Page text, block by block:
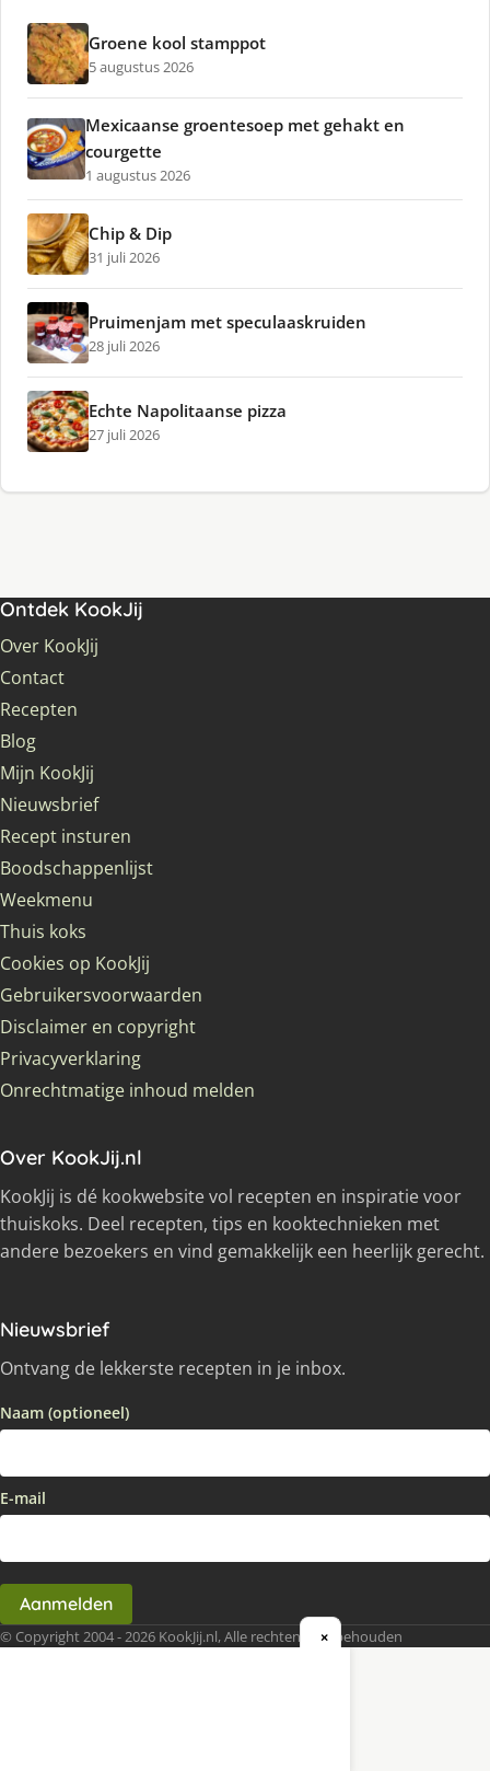
Groene kool stamppot
5 augustus 2026
Mexicaanse groentesoep met gehakt en
courgette
1 augustus 2026
Chip & Dip
31 juli 2026
Pruimenjam met speculaaskruiden
28 juli 2026
Echte Napolitaanse pizza
27 juli 2026
Ontdek KookJij
Over KookJij
Contact
Recepten
Blog
Mijn KookJij
Nieuwsbrief
Recept insturen
Boodschappenlijst
Weekmenu
Thuis koks
Cookies op KookJij
Gebruikersvoorwaarden
Disclaimer en copyright
Privacyverklaring
Onrechtmatige inhoud melden
Over KookJij.nl
KookJij is dé kookwebsite vol recepten en inspiratie voor
thuiskoks. Deel recepten, tips en kooktechnieken met
andere bezoekers en vind gemakkelijk een heerlijk gerecht.
Nieuwsbrief
Ontvang de lekkerste recepten in je inbox.
Naam (optioneel)
E-mail
Aanmelden
© Copyright 2004 - 2026 KookJij.nl, Alle rechten voorbehouden
×